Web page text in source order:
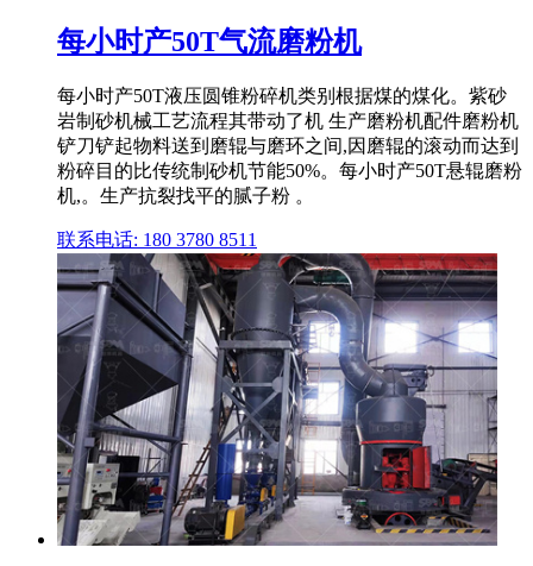
每小时产50T气流磨粉机
每小时产50T液压圆锥粉碎机类别根据煤的煤化。紫砂
岩制砂机械工艺流程其带动了机 生产磨粉机配件磨粉机
铲刀铲起物料送到磨辊与磨环之间,因磨辊的滚动而达到
粉碎目的比传统制砂机节能50%。每小时产50T悬辊磨粉
机,。生产抗裂找平的腻子粉 。
联系电话: 180 3780 8511